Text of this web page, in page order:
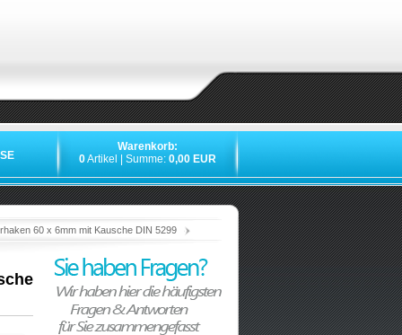
Warenkorb:
0Artikel | Summe: 0,00 EUR
60 x 6mm mit Kausche DIN 5299